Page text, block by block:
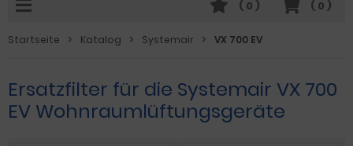
( 0 )
( 0 )
Startseite Katalog Systemair VX 700 EV
Ersatzfilter für die Systemair VX 700
EV Wohnraumlüftungsgeräte